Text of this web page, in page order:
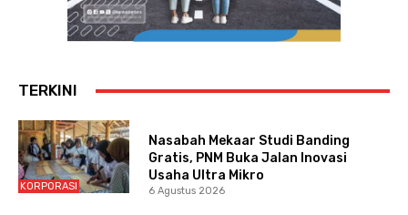
TERKINI
KORPORASI
Nasabah Mekaar Studi Banding
Gratis, PNM Buka Jalan Inovasi
Usaha Ultra Mikro
6 Agustus 2026